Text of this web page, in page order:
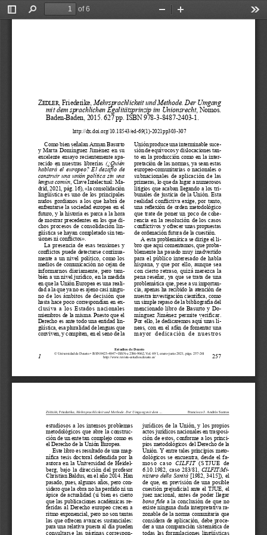
Toggle
Find
of 6
Zoom
Estudios de Deusto
© Universidad de Deusto • ISSN 0423-4847 • ISSN-e 2386-9062, Vol. 69/1, enero-junio 2021, págs. 257-261
http://www.revista-estudios.deusto.es/
257
1
z edler , Friederike, Mehrsprachlickeit und Methode. Der Umgang
mit dem sprachlichen Egalitätsprinzip im Unionsrecht, Nomos.
Baden-Baden, 2015. 627 pp. ISBN 978-3-8487-2403-1.
http://dx.doi.org/10.18543/ed-69(1)-2021pp303-307
Como bien señalan Arman Basurto
y  Marta  Domínguez  Jiménez  en  su
excelente  ensayo  recientemente  apa-
recido  en  nuestras  librerías (¿Quién
hablará el europeo? El desafío de
construir  una  unión  política  sin  una
lengua común, Clave Intelectual: Ma-
drid, 2021, pág. 16), «la consolidación
lingüística  es  uno  de  los  principales
nudos  gordianos  a  los  que  habrá  de
enfrentarse  la  sociedad  europea  en  el
futuro, y la historia es parca a la hora
de mostrar precedentes en los que di-
chos  procesos  de  consolidación  lin-
güística se hayan completado sin ten-
siones ni conflictos».
La  presencia  de  esas  tensiones  y
conflictos puede detectarse continua-
mente  a  un  nivel  político,  como  los
medios  de  comunicación  no  cejan  de
informarnos  diariamente,  pero  tam-
bién a un nivel jurídico, en la medida
en que la Unión Europea es una reali-
dad a la que ya no es ajeno casi ningu-
no  de  los  ámbitos  de  decisión  que
hasta hace poco correspondían en ex-
clusiva  a  los  Estados  nacionales
miembros de la misma. Puesto que el
Derecho es ante todo una entidad lin-
güística, esa pluralidad de lenguas que
conviven, y compiten, en el seno de la
Unión produce una interminable suce-
sión de equívocos y dislocaciones tan-
to en la producción como en la inter-
pretación de las normas, ya sean estas
europeo-comunitarias  o  nacionales  o
subnacionales  de  aplicación  de  las
primeras, lo que da lugar a numerosos
litigios que acaban llegando a los tri-
bunales  de  justicia  de  la  Unión.  Esta
realidad conflictiva exige, por tanto,
una reflexión de orden metodológico
que  trate  de  poner  un  poco  de  cohe-
rencia  en  la  resolución  de  los  casos
conflictivos y ofrecer unas propuestas
de ordenación futura de la cuestión.
A esta problemática se dirige el li-
bro que aquí comentamos, que proba-
blemente  ha  pasado  muy  inadvertido
para  el  público  interesado  de  habla
hispana,  y  que  por  ello,  aunque  sea
con  cierto  retraso,  quizá  merezca  la
pena  reseñar,  ya  que  se  trata  de  una
problemática que, pese a su importan-
cia, apenas ha recibido la atención de
nuestra investigación científica, como
un simple repaso de la bibliografía del
mencionado  libro  de  Basurto  y  Do-
mínguez  Jiménez  permite  verificar.
Por ello, le dedicaremos aquí unas lí-
neas,  con  en  el  afán  de  fomentar  una
mayor  dedicación  de  nuestros
Zedler , Friederike, Mehrsprachlickeit und Methode. Der Umgang mit dem ... Francisco J. Andrés Santos
estudiosos  a  los  intensos  problemas
metodológicos  que  abre  la  construc-
ción de un ente tan complejo como es
el Derecho de la Unión Europea.
Este libro es resultado de una mag-
nífica tesis doctoral defendida por la
autora  en  la  Universidad  de  Heidel-
berg,  bajo  la  dirección  del  profesor
Christian Baldus, en el año 2014. Han
pasado, pues, algunos años, pero con-
sidero que la obra no ha perdido ni un
ápice  de  actualidad  (si  bien  es  cierto
que  las  publicaciones  académicas  re-
feridas  al  Derecho  europeo  crecen  a
ritmo exponencial, pero no son tantas
las  que  ofrecen  avances  sustanciales:
para una relativa puesta al día pueden
consultarse  las  páginas  correspon-
jurídicos  de  la  Unión,  y  los  propios
actos jurídicos nacionales en trasposi-
ción  de  estos,  conforme  a  los  princi-
pios metodológicos del Derecho de la
Unión. Y entre tales principios meto-
dológicos  se  encuentra,  desde  el  fa-
moso  caso CILFIT
  (STJUE  de
6.10.1982,  caso  283/81, CILFIT/Mi-
nistero della Sanità [1982, 3415]), el
de  que,  en  previsión  de  una  posible
cuestión  prejudicial  ante  el  TJUE,  el
juez  nacional,  antes  de  poder  llegar
bona fide
  a  la  conclusión  de  que  no
existe ninguna duda interpretativa ra-
zonable de la norma comunitaria que
considera  de  aplicación,  debe  proce-
der a una comparación sistemática de
todas  las  formulaciones  lingüísticas